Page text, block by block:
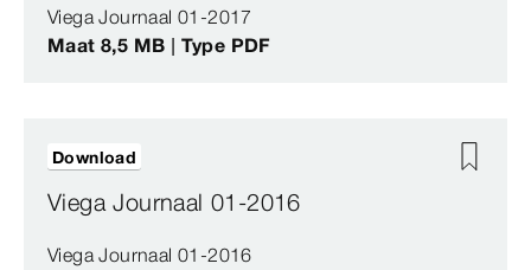
Viega Journaal 01-2017
Maat 8,5 MB | Type PDF
Viega Journaal 01-2016
Viega Journaal 01-2016
Download